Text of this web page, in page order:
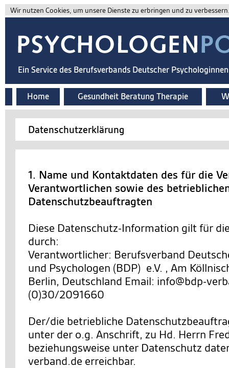
Wir nutzen Cookies, um unsere Dienste zu erbringen und zu
Ein Service des Berufsverbands Deutscher
Home Gesundheit Beratung Therapie
Datenschutzerklärung
1. Name und Kontaktdaten des für die
Verantwortlichen sowie des
Datenschutzbeauftragten
Diese Datenschutz-Information gilt für
durch:
Verantwortlicher: Berufsverband
und Psychologen (BDP) e.V. , Am
Berlin, Deutschland Email: info@bdp-
(0)30/2091660
Der/die betriebliche
unter der o.g. Anschrift, zu Hd. Herrn
beziehungsweise unter Datenschutz
verband.de erreichbar.